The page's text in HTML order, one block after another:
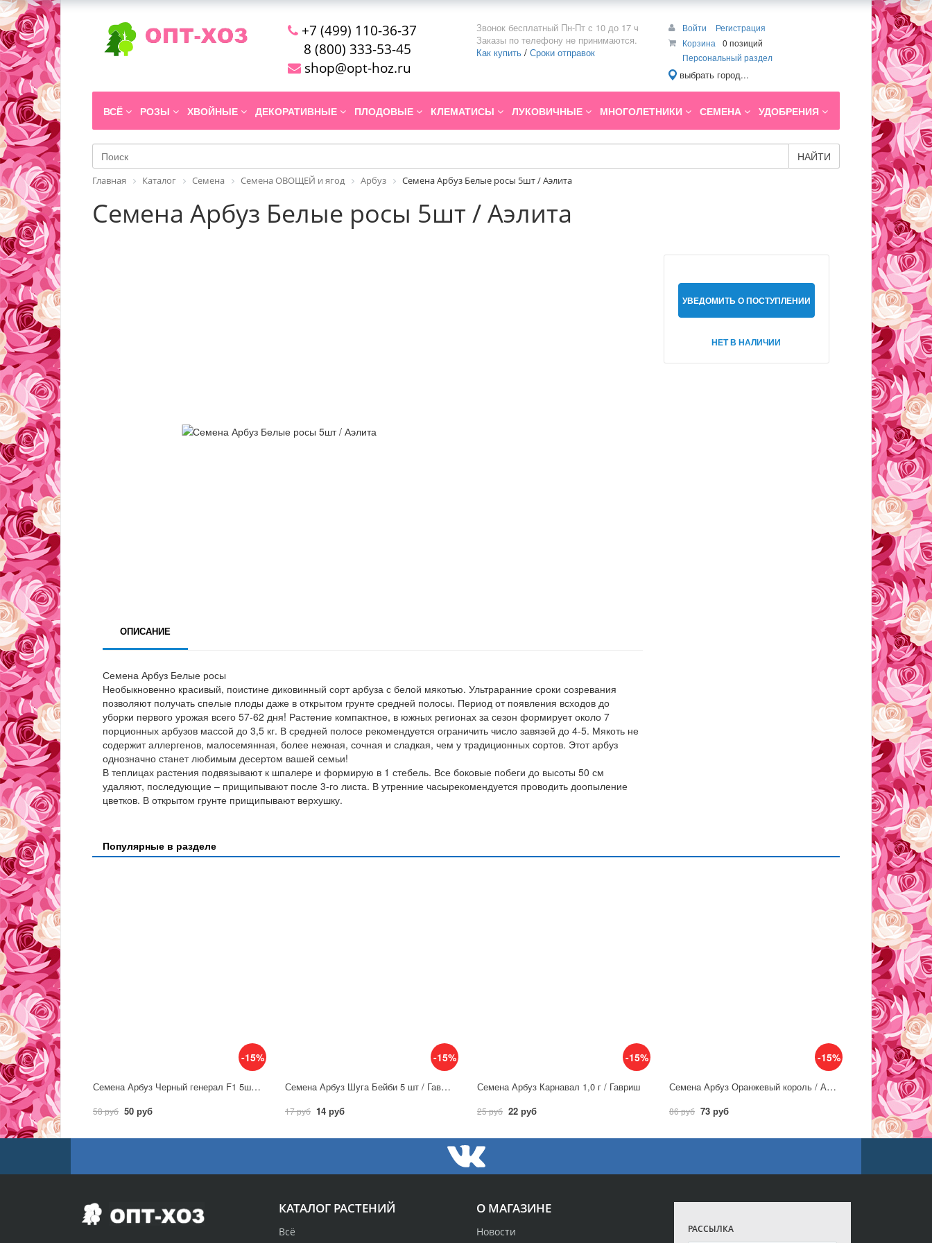
+7 (499) 110-36-37
8 (800) 333-53-45
shop@opt-hoz.ru
Звонок бесплатный Пн-Пт с 10 до 17 ч
Заказы по телефону не принимаются.
Как купить / Сроки отправок
Войти
Регистрация
Корзина
0 позиций
Персональный раздел
выбрать город...
ВСЁ РОЗЫ ХВОЙНЫЕ ДЕКОРАТИВНЫЕ ПЛОДОВЫЕ КЛЕМАТИСЫ ЛУКОВИЧНЫЕ МНОГОЛЕТНИКИ СЕМЕНА УДОБРЕНИЯ
НАЙТИ
Главная Каталог Семена Семена ОВОЩЕЙ и ягод Арбуз Семена Арбуз Белые росы 5шт / Аэлита
Семена Арбуз Белые росы 5шт / Аэлита
УВЕДОМИТЬ О ПОСТУПЛЕНИИ
НЕТ В НАЛИЧИИ
ОПИСАНИЕ
Семена Арбуз Белые росы
Необыкновенно красивый, поистине диковинный сорт арбуза с белой мякотью. Ультраранние сроки созревания
позволяют получать спелые плоды даже в открытом грунте средней полосы. Период от появления всходов до
уборки первого урожая всего 57-62 дня! Растение компактное, в южных регионах за сезон формирует около 7
порционных арбузов массой до 3,5 кг. В средней полосе рекомендуется ограничить число завязей до 4-5. Мякоть не
содержит аллергенов, малосемянная, более нежная, сочная и сладкая, чем у традиционных сортов. Этот арбуз
однозначно станет любимым десертом вашей семьи!
В теплицах растения подвязывают к шпалере и формирую в 1 стебель. Все боковые побеги до высоты 50 см
удаляют, последующие – прищипывают после 3-го листа. В утренние часырекомендуется проводить доопыление
цветков. В открытом грунте прищипывают верхушку.
Популярные в разделе
-15%
Семена Арбуз Черный генерал F1 5шт / Аэлита
58 руб 50 руб
-15%
Семена Арбуз Шуга Бейби 5 шт / Гавриш
17 руб 14 руб
-15%
Семена Арбуз Карнавал 1,0 г / Гавриш
25 руб 22 руб
-15%
Семена Арбуз Оранжевый король / Аэлита
86 руб 73 руб
О МАГАЗИНЕ
Новости
КАТАЛОГ РАСТЕНИЙ
Всё
РАССЫЛКА